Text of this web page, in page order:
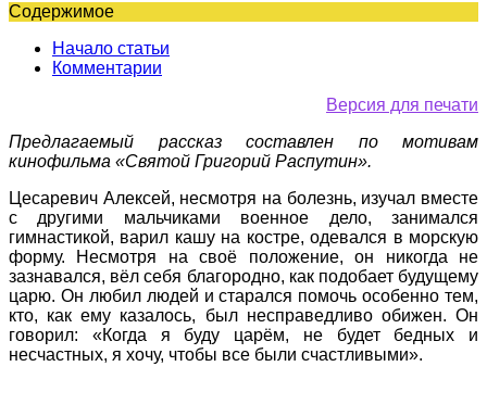
Содержимое
Начало статьи
Комментарии
Версия для печати
Предлагаемый рассказ составлен по мотивам
кинофильма «Святой Григорий Распутин».
Цесаревич Алексей, несмотря на болезнь, изучал вместе
с другими мальчиками военное дело, занимался
гимнастикой, варил кашу на костре, одевался в морскую
форму. Несмотря на своё положение, он никогда не
зазнавался, вёл себя благородно, как подобает будущему
царю. Он любил людей и старался помочь особенно тем,
кто, как ему казалось, был несправедливо обижен. Он
говорил: «Когда я буду царём, не будет бедных и
несчастных, я хочу, чтобы все были счастливыми».